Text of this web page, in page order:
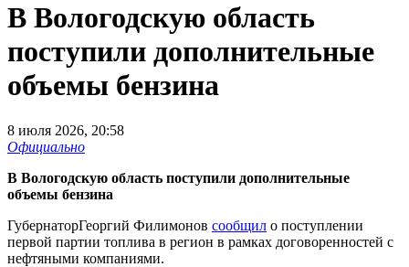
В Вологодскую область
поступили дополнительные
объемы бензина
8 июля 2026, 20:58
Официально
В Вологодскую область поступили дополнительные
объемы бензина
ГубернаторГеоргий Филимонов сообщил о поступлении
первой партии топлива в регион в рамках договоренностей с
нефтяными компаниями.